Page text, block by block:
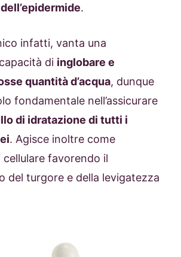
.
infatti, vanta una
di inglobare e
quantità d’acqua, dunque
fondamentale nell’assicurare
di idratazione di tutti i
. Agisce inoltre come
cellulare favorendo il
del turgore e della levigatezza